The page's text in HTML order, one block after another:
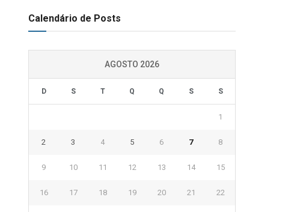
Calendário de Posts
AGOSTO 2026
D S T Q Q S S
1
2 3 4 5 6 7 8
9 10 11 12 13 14 15
16 17 18 19 20 21 22